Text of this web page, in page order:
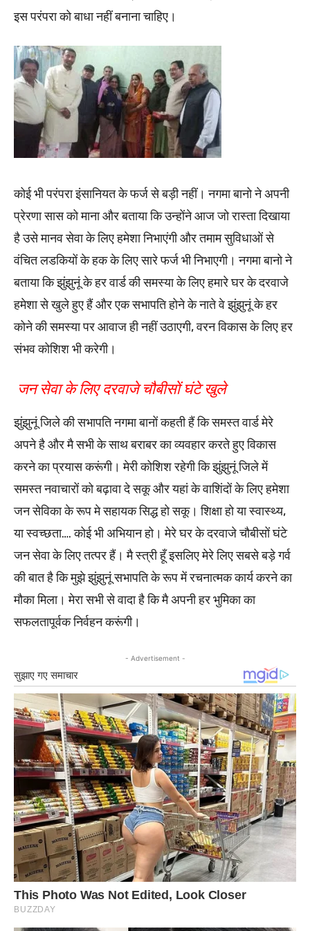
इस परंपरा को बाधा नहीं बनाना चाहिए।
कोई भी परंपरा इंसानियत के फर्ज से बड़ी नहीं। नगमा बानो ने अपनी
प्रेरणा सास को माना और बताया कि उन्होंने आज जो रास्ता दिखाया
है उसे मानव सेवा के लिए हमेशा निभाएंगी और तमाम सुविधाओं से
वंचित लडकियों के हक के लिए सारे फर्ज भी निभाएगी। नगमा बानो ने
बताया कि झुंझुनूं के हर वार्ड की समस्या के लिए हमारे घर के दरवाजे
हमेशा से खुले हुए हैं और एक सभापति होने के नाते वे झुंझुनूं के हर
कोने की समस्या पर आवाज ही नहीं उठाएगी, वरन विकास के लिए हर
संभव कोशिश भी करेगी।
जन सेवा के लिए दरवाजे चौबीसों घंटे खुले
झुंझुनूं जिले की सभापति नगमा बानों कहती हैं कि समस्त वार्ड मेरे
अपने है और मै सभी के साथ बराबर का व्यवहार करते हुए विकास
करने का प्रयास करूंगी। मेरी कोशिश रहेगी कि झुंझुनूं जिले में
समस्त नवाचारों को बढ़ावा दे सकू और यहां के वाशिंदों के लिए हमेशा
जन सेविका के रूप मे सहायक सिद्ध हो सकू। शिक्षा हो या स्वास्थ्य,
या स्वच्छता…. कोई भी अभियान हो। मेरे घर के दरवाजे चौबीसों घंटे
जन सेवा के लिए तत्पर हैं। मै स्त्री हूँ इसलिए मेरे लिए सबसे बड़े गर्व
की बात है कि मुझे झुंझुनूं सभापति के रूप में रचनात्मक कार्य करने का
मौका मिला। मेरा सभी से वादा है कि मै अपनी हर भुमिका का
सफलतापूर्वक निर्वहन करूंगी।
- Advertisement -